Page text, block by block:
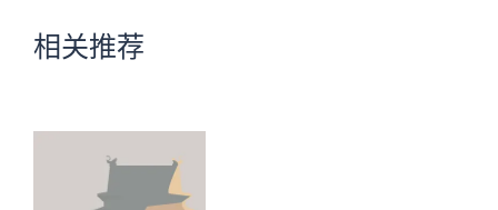
相关推荐